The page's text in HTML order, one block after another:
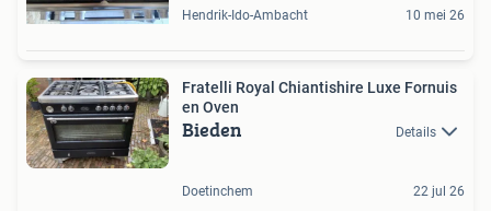
Hendrik-Ido-Ambacht 10 mei 26
Fratelli Royal Chiantishire Luxe Fornuis
en Oven
Bieden Details
Doetinchem 22 jul 26